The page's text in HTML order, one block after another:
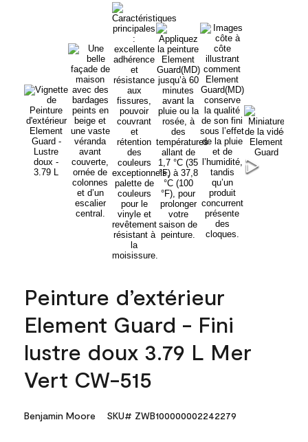
Peinture d’extérieur
Element Guard - Fini
lustre doux 3.79 L Mer
Vert CW-515
Benjamin Moore SKU# ZWB100000002242279